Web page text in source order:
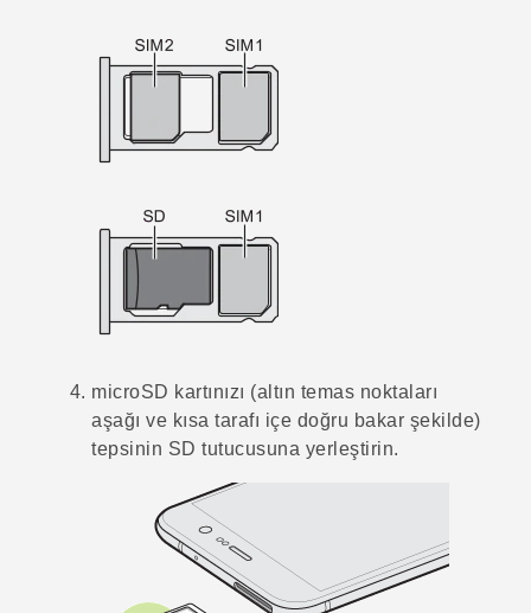
microSD kartınızı (altın temas noktaları
aşağı ve kısa tarafı içe doğru bakar şekilde)
tepsinin SD tutucusuna yerleştirin.